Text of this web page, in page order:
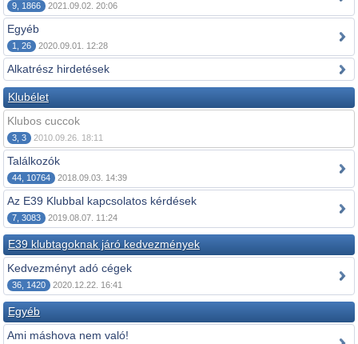
9, 1866 2021.09.02. 20:06
Egyéb
1, 26 2020.09.01. 12:28
Alkatrész hirdetések
Klubélet
Klubos cuccok
3, 3 2010.09.26. 18:11
Találkozók
44, 10764 2018.09.03. 14:39
Az E39 Klubbal kapcsolatos kérdések
7, 3083 2019.08.07. 11:24
E39 klubtagoknak járó kedvezmények
Kedvezményt adó cégek
36, 1420 2020.12.22. 16:41
Egyéb
Ami máshova nem való!